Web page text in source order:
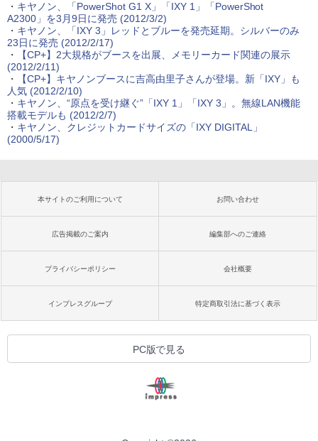
・ キヤノン、「PowerShot G1 X」「IXY 1」「PowerShot
A2300」を3月9日に発売 (2012/3/2)
・ キヤノン、「IXY 3」レッドとブルーを発売延期。シルバーのみ
23日に発売 (2012/2/17)
・
【CP+】2大規格がブースを出展、メモリーカード関連の展示
(2012/2/11)
・
【CP+】キヤノンブースに吉高由里子さんが登場。新「IXY」も
人気 (2012/2/10)
・ キヤノン、“原点を受け継ぐ”「IXY 1」「IXY 3」。無線LAN機能
搭載モデルも (2012/2/7)
・ キヤノン、クレジットカードサイズの「IXY DIGITAL」
(2000/5/17)
本サイトのご利用について お問い合わせ
広告掲載のご案内 編集部へのご連絡
プライバシーポリシー 会社概要
インプレスグループ 特定商取引法に基づく表示
PC版で見る